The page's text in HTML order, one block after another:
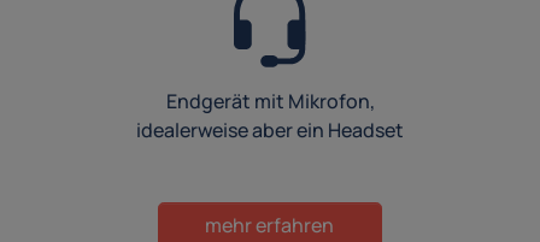
Endgerät mit Mikrofon,
idealerweise aber ein Headset
mehr erfahren